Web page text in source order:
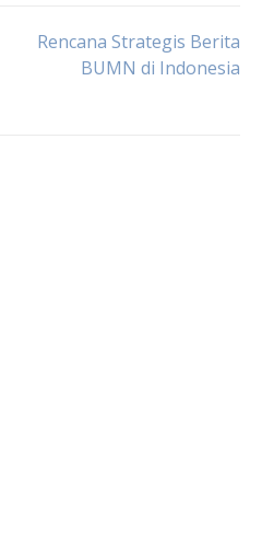
Rencana Strategis Berita
BUMN di Indonesia